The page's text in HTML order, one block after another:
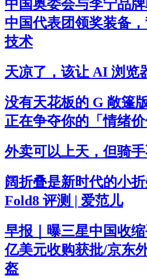
中国奥委会与李宁品
中国代表团领奖装备
技术
天凉了，该让 AI 浏览
没有天花板的 G 敞篷
正在争夺你的「情绪价
外卖可以上天，但骑
阔折叠是新时代的小
Fold8 评测 | 爱范儿
早报｜曝三星中国收
亿美元收购获批/京东
盔